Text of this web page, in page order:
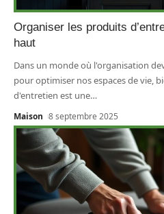
Organiser les produits
haut
Dans un monde où l'organisation
pour optimiser nos espaces de vie,
d'entretien est une…
Maison 8 septembre 2025